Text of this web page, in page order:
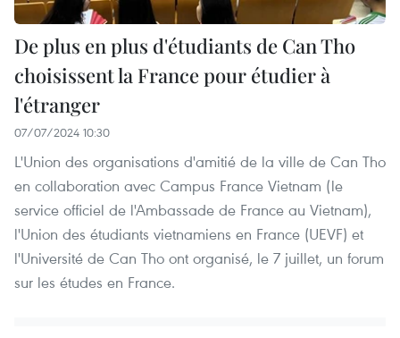
De plus en plus d'étudiants de Can Tho
choisissent la France pour étudier à
l'étranger
07/07/2024 10:30
L'Union des organisations d'amitié de la ville de Can Tho
en collaboration avec Campus France Vietnam (le
service officiel de l'Ambassade de France au Vietnam),
l'Union des étudiants vietnamiens en France (UEVF) et
l'Université de Can Tho ont organisé, le 7 juillet, un forum
sur les études en France.